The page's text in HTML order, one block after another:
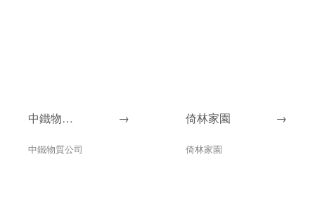
中鐵物質
→
中鐵物質公司
倚林家園 →
倚林家園